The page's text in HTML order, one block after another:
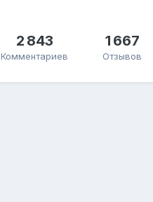
2 843
Комментариев
1 667
Отзывов